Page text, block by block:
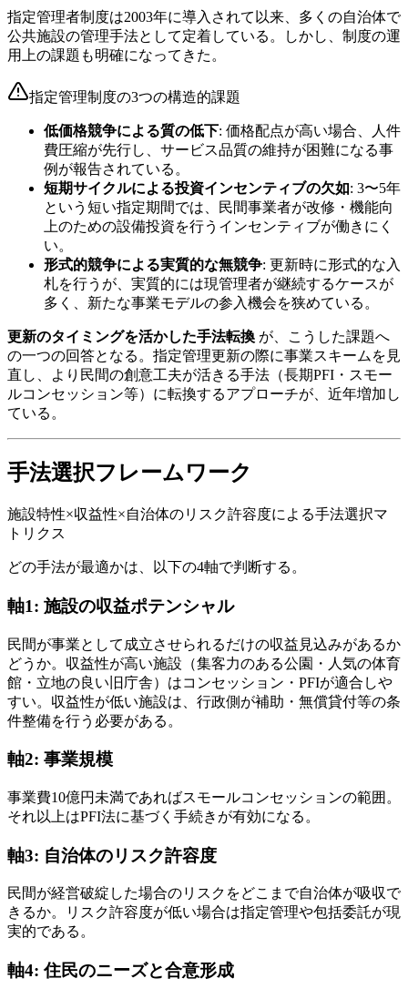
指定管理者制度は2003年に導入されて以来、多くの自治体で
公共施設の管理手法として定着している。しかし、制度の運
用上の課題も明確になってきた。
指定管理制度の3つの構造的課題
低価格競争による質の低下: 価格配点が高い場合、人件
費圧縮が先行し、サービス品質の維持が困難になる事
例が報告されている。
短期サイクルによる投資インセンティブの欠如: 3〜5年
という短い指定期間では、民間事業者が改修・機能向
上のための設備投資を行うインセンティブが働きにく
い。
形式的競争による実質的な無競争: 更新時に形式的な入
札を行うが、実質的には現管理者が継続するケースが
多く、新たな事業モデルの参入機会を狭めている。
更新のタイミングを活かした手法転換 が、こうした課題へ
の一つの回答となる。指定管理更新の際に事業スキームを見
直し、より民間の創意工夫が活きる手法（長期PFI・スモー
ルコンセッション等）に転換するアプローチが、近年増加し
ている。
手法選択フレームワーク
施設特性×収益性×自治体のリスク許容度による手法選択マ
トリクス
どの手法が最適かは、以下の4軸で判断する。
軸1: 施設の収益ポテンシャル
民間が事業として成立させられるだけの収益見込みがあるか
どうか。収益性が高い施設（集客力のある公園・人気の体育
館・立地の良い旧庁舎）はコンセッション・PFIが適合しや
すい。収益性が低い施設は、行政側が補助・無償貸付等の条
件整備を行う必要がある。
軸2: 事業規模
事業費10億円未満であればスモールコンセッションの範囲。
それ以上はPFI法に基づく手続きが有効になる。
軸3: 自治体のリスク許容度
民間が経営破綻した場合のリスクをどこまで自治体が吸収で
きるか。リスク許容度が低い場合は指定管理や包括委託が現
実的である。
軸4: 住民のニーズと合意形成